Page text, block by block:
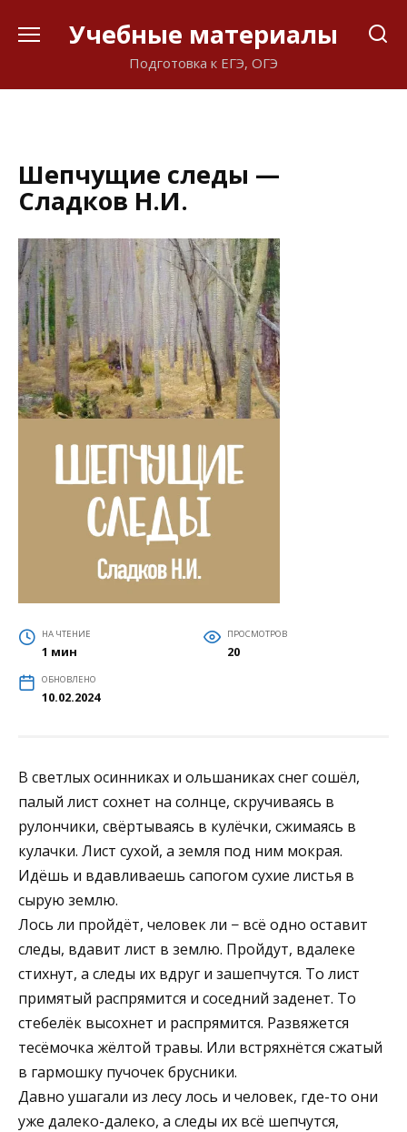
Учебные материалы
Подготовка к ЕГЭ, ОГЭ
Шепчущие следы —
Сладков Н.И.
НА ЧТЕНИЕ
1 мин
ПРОСМОТРОВ
20
ОБНОВЛЕНО
10.02.2024
В светлых осинниках и ольшаниках снег сошёл,
палый лист сохнет на солнце, скручиваясь в
рулончики, свёртываясь в кулёчки, сжимаясь в
кулачки. Лист сухой, а земля под ним мокрая.
Идёшь и вдавливаешь сапогом сухие листья в
сырую землю.
Лось ли пройдёт, человек ли − всё одно оставит
следы, вдавит лист в землю. Пройдут, вдалеке
стихнут, а следы их вдруг и зашепчутся. То лист
примятый распрямится и соседний заденет. То
стебелёк высохнет и распрямится. Развяжется
тесёмочка жёлтой травы. Или встряхнётся сжатый
в гармошку пучочек брусники.
Давно ушагали из лесу лось и человек, где-то они
уже далеко-далеко, а следы их всё шепчутся,